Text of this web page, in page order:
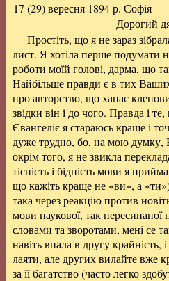
17 (29) вересня 1894 р. Софія
Дорогий
Простіть, що я не зараз
лист. Я хотіла перше подумати
роботи моїй голові, дарма, що
Найбільше правди є в тих
про авторство, що хапає
звідки він і до чого. Правда і
Євангеліє я стараюсь краще і
дуже трудно, бо, на мою думку,
окрім того, я не звикла
тісність і бідність мови я
що кажіть краще не «ви», а
така через реакцію против
мови наукової, так
словами та зворотами, мені се
навіть впала в другу
лаяти, але других вилайте вже
за її багатство (часто легко